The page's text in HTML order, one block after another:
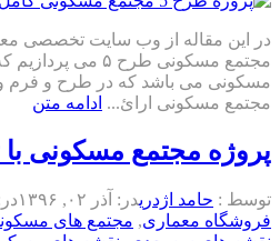
مجتمع مسکونی طرح
مسکونی می باشد که در طرح و فرم و
مجتمع مسکونی ارائ... ادامه متن
پروژه مجتمع مسکونی
توسط : حامد اژدریدر: آذر ۰۲, ۱۳۹۶
فروشگاه معماری, مجتمع های